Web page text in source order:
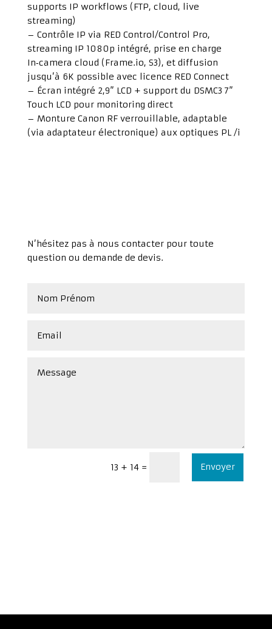
supports IP workflows (FTP, cloud, live
streaming)
– Contrôle IP via RED Control/Control Pro,
streaming IP 1080p intégré, prise en charge
In‑camera cloud (Frame.io, S3), et diffusion
jusqu’à 6K possible avec licence RED Connect
– Écran intégré 2,9” LCD + support du DSMC3 7”
Touch LCD pour monitoring direct
– Monture Canon RF verrouillable, adaptable
(via adaptateur électronique) aux optiques PL /i
N’hésitez pas à nous contacter pour toute
question ou demande de devis.
13 + 14 = Envoyer